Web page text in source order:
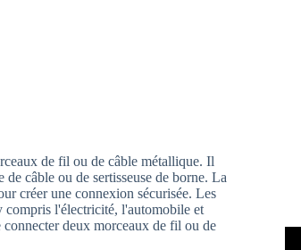
de fil ou de câble métallique. Il
de câble ou de sertisseuse de borne. La
créer une connexion sécurisée. Les
compris l'électricité, l'automobile et
deux morceaux de fil ou de